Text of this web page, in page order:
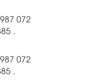
072
.
072
.